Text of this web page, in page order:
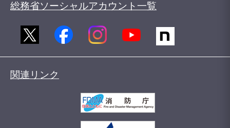
総務省ソーシャルアカウント一覧
関連リンク